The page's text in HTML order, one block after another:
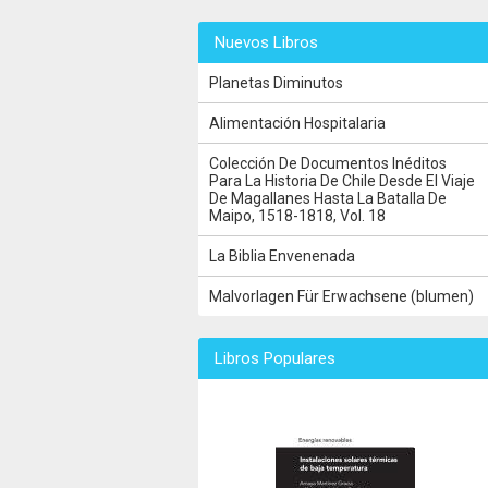
Nuevos Libros
Planetas Diminutos
Alimentación Hospitalaria
Colección De Documentos Inéditos
Para La Historia De Chile Desde El Viaje
De Magallanes Hasta La Batalla De
Maipo, 1518-1818, Vol. 18
La Biblia Envenenada
Malvorlagen Für Erwachsene (blumen)
Libros Populares